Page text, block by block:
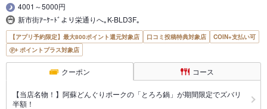
4001～5000円
新市街ｱｰｹｰﾄﾞより栄通りへ｡K-BLD3F｡
【アプリ予約限定】最大800ポイント還元対象店 口コミ投稿特典対象店
COIN+支払い可
ポイントプラス対象店
クーポン コース
【当店名物！】阿蘇どんぐりポークの「とろろ鍋」が期間限定でズバリ
半額！